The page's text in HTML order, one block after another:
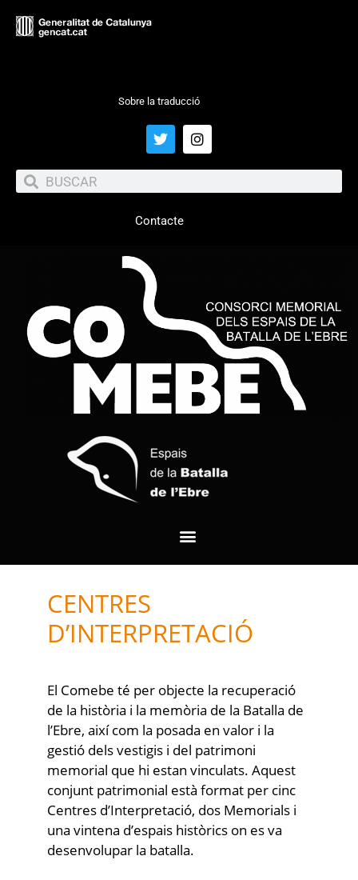
Sobre la traducció
Contacte
CENTRES
D’INTERPRETACIÓ
El Comebe té per objecte la recuperació
de la història i la memòria de la Batalla de
l’Ebre, així com la posada en valor i la
gestió dels vestigis i del patrimoni
memorial que hi estan vinculats. Aquest
conjunt patrimonial està format per cinc
Centres d’Interpretació, dos Memorials i
una vintena d’espais històrics on es va
desenvolupar la batalla.